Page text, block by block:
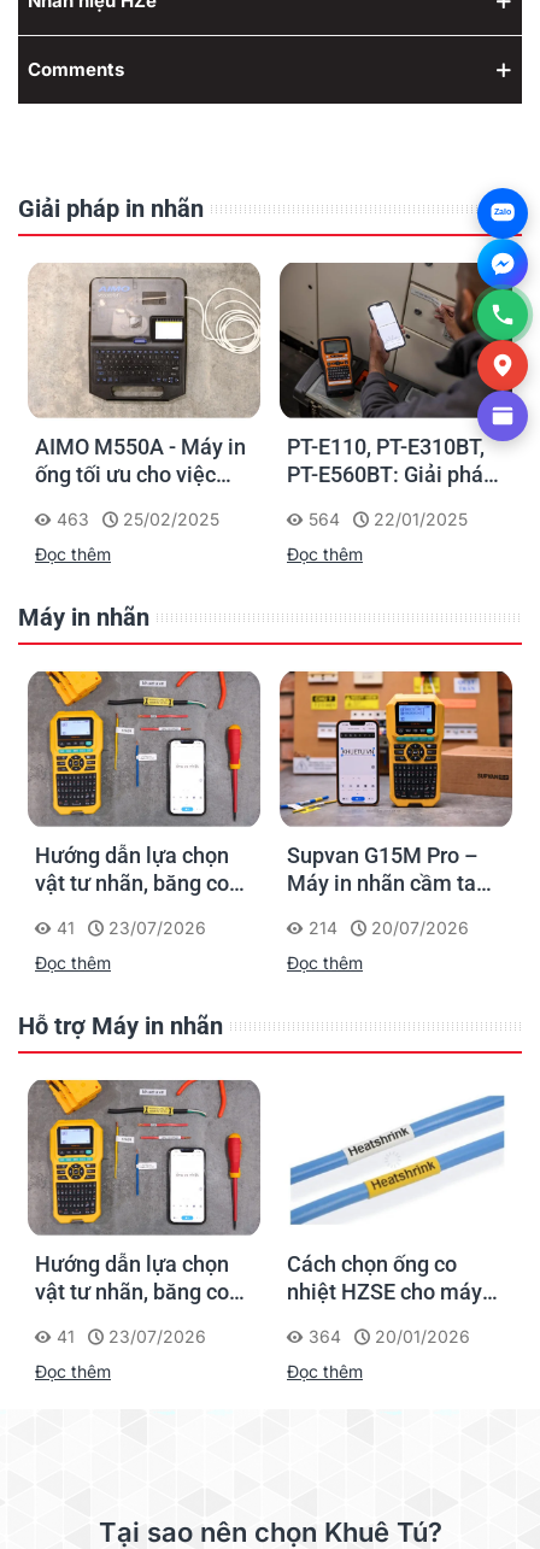
Comments
Giải pháp in nhãn
AIMO M550A - Máy in
ống tối ưu cho việc
nhận diện cáp điện,
cáp mạng
463
25/02/2025
Đọc thêm
PT-E110, PT-E310BT,
PT-E560BT: Giải pháp
nghiệp của Brother
564
22/01/2025
Đọc thêm
Máy in nhãn
Hướng dẫn lựa chọn
vật tư nhãn, băng co
Supvan G15M Pro
41
23/07/2026
Đọc thêm
Supvan G15M Pro –
Máy in nhãn cầm tay
dấu một lần, tra cứu
trọn đời công trình
214
20/07/2026
Đọc thêm
Hỗ trợ Máy in nhãn
Hướng dẫn lựa chọn
vật tư nhãn, băng co
Supvan G15M Pro
41
23/07/2026
Đọc thêm
Cách chọn ống co
nhiệt HZSE cho máy in
364
20/01/2026
Đọc thêm
Tại sao nên chọn Khuê Tú?
Zalo